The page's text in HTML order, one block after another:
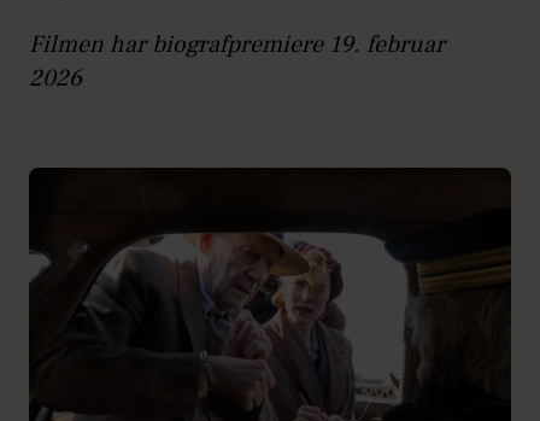
Filmen har biografpremiere 19. februar
2026